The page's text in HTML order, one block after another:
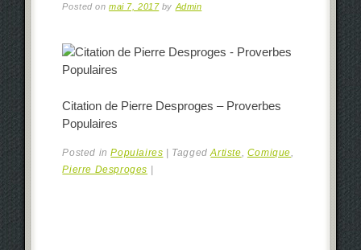
Posted onmai 7, 2017 by Admin
Citation de Pierre Desproges – Proverbes
Populaires
Posted inPopulaires | TaggedArtiste Comique
Pierre Desproges |